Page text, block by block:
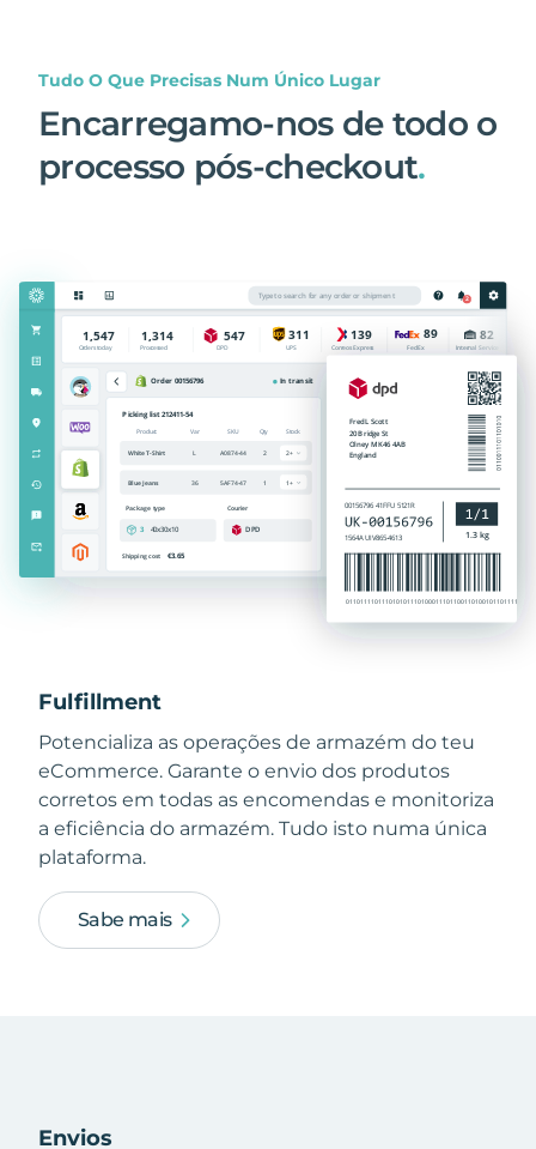
Tudo O Que Precisas Num Único Lugar
Encarregamo-nos de todo o
processo pós-checkout.
Fulfillment
Potencializa as operações de armazém do teu
eCommerce. Garante o envio dos produtos
corretos em todas as encomendas e monitoriza
a eficiência do armazém. Tudo isto numa única
plataforma.
Sabe mais
Envios